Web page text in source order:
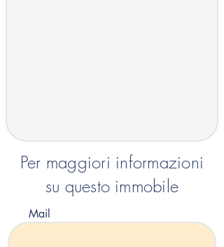
Per maggiori informazioni
su questo immobile
Mail